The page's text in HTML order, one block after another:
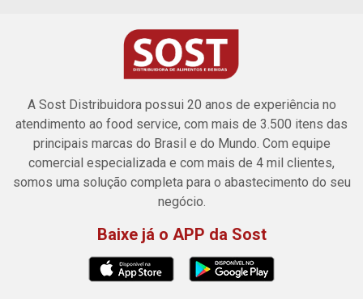
A Sost Distribuidora possui 20 anos de experiência no
atendimento ao food service, com mais de 3.500 itens das
principais marcas do Brasil e do Mundo. Com equipe
comercial especializada e com mais de 4 mil clientes,
somos uma solução completa para o abastecimento do seu
negócio.
Baixe já o APP da Sost